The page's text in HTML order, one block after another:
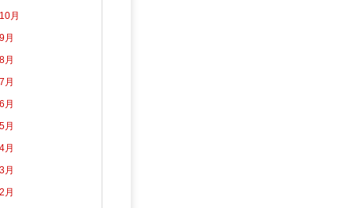
月
月
月
月
月
月
月
月
月